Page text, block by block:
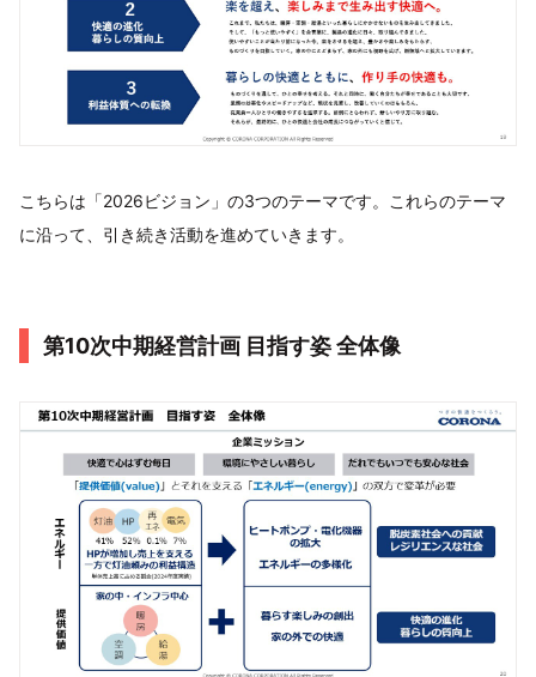
こちらは「2026ビジョン」の3つのテーマです。これらのテーマ
に沿って、引き続き活動を進めていきます。
第10次中期経営計画 目指す姿 全体像